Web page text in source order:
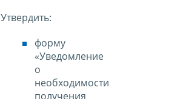
Утвердить:
форму
«Уведомление
о
необходимости
получения